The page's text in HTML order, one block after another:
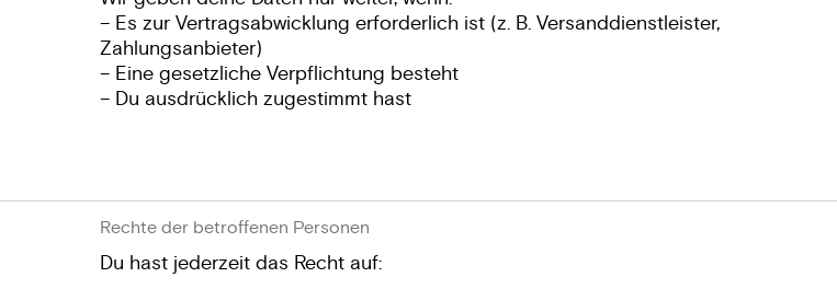
– Es zur Vertragsabwicklung erforderlich ist (z. B. Versanddienstleister,
Zahlungsanbieter)
– Eine gesetzliche Verpflichtung besteht
– Du ausdrücklich zugestimmt hast
Rechte der betroffenen Personen
Du hast jederzeit das Recht auf: